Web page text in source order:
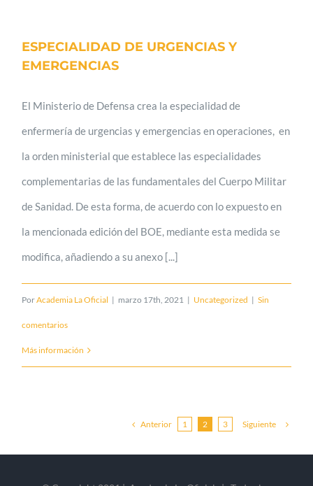
ESPECIALIDAD DE URGENCIAS Y
EMERGENCIAS
El Ministerio de Defensa crea la especialidad de
enfermería de urgencias y emergencias en operaciones, en
la orden ministerial que establece las especialidades
complementarias de las fundamentales del Cuerpo Militar
de Sanidad. De esta forma, de acuerdo con lo expuesto en
la mencionada edición del BOE, mediante esta medida se
modifica, añadiendo a su anexo [...]
PorAcademia La Oficial | marzo 17th, 2021 | Uncategorized | Sin
comentarios
Más información
Anterior 1 2 3 Siguiente